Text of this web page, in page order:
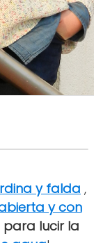
y falda ,
y con
para lucir la